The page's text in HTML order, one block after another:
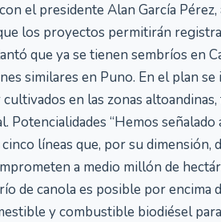
el presidente Alan García
los proyectos permitirán
que ya se tienen sembríos en
similares en Puno. En el plan
en las zonas
Potencialidades “Hemos señalado
líneas que, por su dimensión,
a medio millón de
de canola es posible por encima
y combustible biodiésel